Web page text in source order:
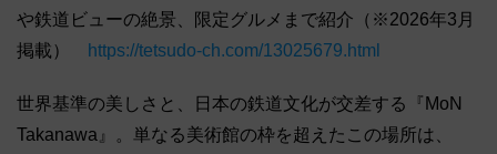
や鉄道ビューの絶景、限定グルメまで紹介（※2026年3月
掲載）
https://tetsudo-ch.com/13025679.html
世界基準の美しさと、日本の鉄道文化が交差する『MoN
Takanawa』。単なる美術館の枠を超えたこの場所は、